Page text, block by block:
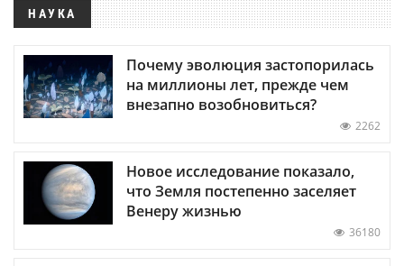
НАУКА
Почему эволюция застопорилась
на миллионы лет, прежде чем
внезапно возобновиться?
2262
Новое исследование показало,
что Земля постепенно заселяет
Венеру жизнью
36180